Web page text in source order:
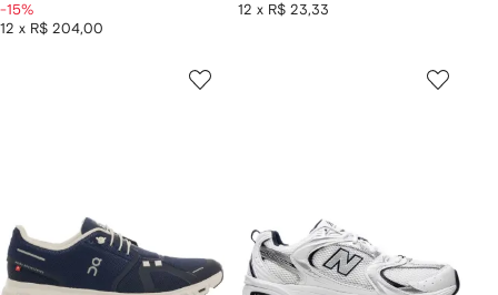
12 x R$ 204,00
-15% 12 x R$ 23,33